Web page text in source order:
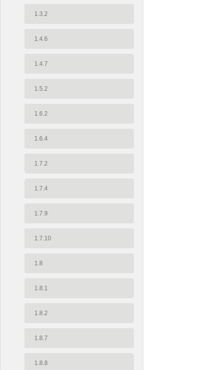
1.3.2
1.4.6
1.4.7
1.5.2
1.6.2
1.6.4
1.7.2
1.7.4
1.7.9
1.7.10
1.8
1.8.1
1.8.2
1.8.7
1.8.8